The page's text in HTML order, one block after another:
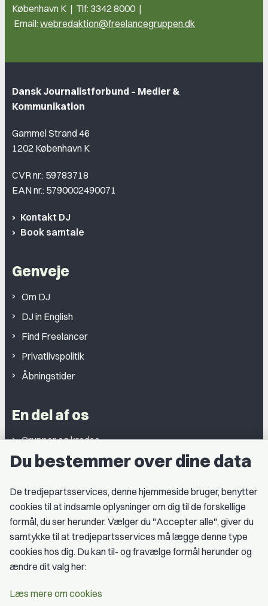
København K | Tlf: 3342 8000 |
Email: webredaktion@freelancegruppen.dk
Dansk Journalistforbund – Medier &
Kommunikation
Gammel Strand 46
1202 København K
CVR nr.: 59783718
EAN nr.: 5790002490071
Kontakt DJ
Book samtale
Genveje
Om DJ
DJ in English
Find Freelancer
Privatlivspolitik
Åbningstider
En del af os
Grupper og kredse
Studentergrupper
Medlemskab
Fordele som medlem
Kontingent
Du bestemmer over dine data
De tredjepartsservices, denne hjemmeside bruger, benytter
cookies til at indsamle oplysninger om dig til de forskellige
formål, du ser herunder. Vælger du "Accepter alle", giver du
samtykke til at tredjepartsservices må lægge denne type
cookies hos dig. Du kan til- og fravælge formål herunder og
ændre dit valg her:
Læs mere om cookies